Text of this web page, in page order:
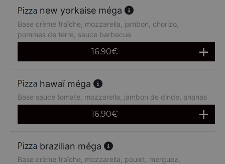
new yorkaise méga
Base crème fraîche, mozzarella, jambon, chorizo,
pommes de terre, sauce barbecue
16.90€
hawaï méga
Base sauce tomate, mozzarella, jambon de dinde, ananas
16.90€
brazilian méga
Base crème fraîche, mozzarella, poulet, merguez,